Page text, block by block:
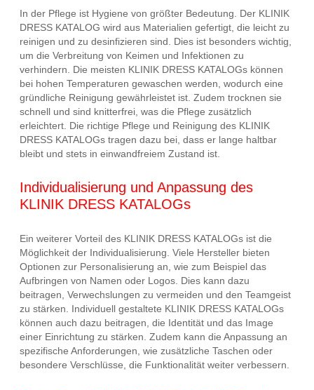
In der Pflege ist Hygiene von größter Bedeutung. Der KLINIK
DRESS KATALOG wird aus Materialien gefertigt, die leicht zu
reinigen und zu desinfizieren sind. Dies ist besonders wichtig,
um die Verbreitung von Keimen und Infektionen zu
verhindern. Die meisten KLINIK DRESS KATALOGs können
bei hohen Temperaturen gewaschen werden, wodurch eine
gründliche Reinigung gewährleistet ist. Zudem trocknen sie
schnell und sind knitterfrei, was die Pflege zusätzlich
erleichtert. Die richtige Pflege und Reinigung des KLINIK
DRESS KATALOGs tragen dazu bei, dass er lange haltbar
bleibt und stets in einwandfreiem Zustand ist.
Individualisierung und Anpassung des
KLINIK DRESS KATALOGs
Ein weiterer Vorteil des KLINIK DRESS KATALOGs ist die
Möglichkeit der Individualisierung. Viele Hersteller bieten
Optionen zur Personalisierung an, wie zum Beispiel das
Aufbringen von Namen oder Logos. Dies kann dazu
beitragen, Verwechslungen zu vermeiden und den Teamgeist
zu stärken. Individuell gestaltete KLINIK DRESS KATALOGs
können auch dazu beitragen, die Identität und das Image
einer Einrichtung zu stärken. Zudem kann die Anpassung an
spezifische Anforderungen, wie zusätzliche Taschen oder
besondere Verschlüsse, die Funktionalität weiter verbessern.